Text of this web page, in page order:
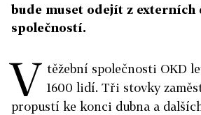
bude muset odejít z externích
společností.
V těžební společnosti OKD
1600 lidí. Tři stovky
propustí ke konci dubna a